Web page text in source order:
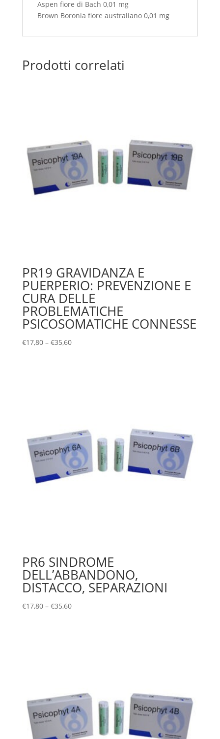
Aspen fiore di Bach 0,01 mg
Brown Boronia fiore australiano 0,01 mg
Prodotti correlati
PR19 GRAVIDANZA E
PUERPERIO: PREVENZIONE E
CURA DELLE
PROBLEMATICHE
PSICOSOMATICHE CONNESSE
€17,80– €35,60
PR6 SINDROME
DELL’ABBANDONO,
DISTACCO, SEPARAZIONI
€17,80– €35,60